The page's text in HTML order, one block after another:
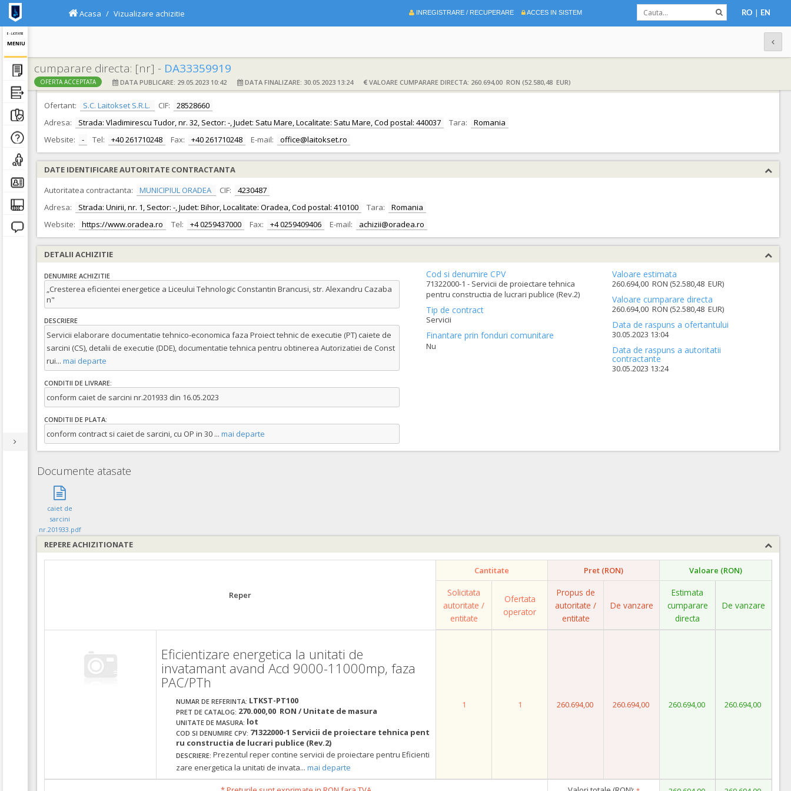
E - LICITATIE
MENIU
INREGISTRARE / RECUPERARE ACCES IN SISTEM RO | EN
Acasa Vizualizare achizitie
cumparare directa: [nr] - DA33359919
OFERTA ACCEPTATA DATA PUBLICARE: 29.05.2023 10:42 DATA FINALIZARE: 30.05.2023 13:24 VALOARE CUMPARARE DIRECTA: 260.694,00 RON (52.580,48 EUR)
DATE IDENTIFICARE OFERTANT
Ofertant:
S.C. Laitokset S.R.L. CIF:
28528660
Adresa:
Strada: Vladimirescu Tudor, nr. 32, Sector: -, Judet: Satu Mare, Localitate: Satu Mare, Cod postal: 440037 Tara:
Romania
Website:
- Tel: +40 261710248 Fax: +40 261710248 E-mail: office@laitokset.ro
DATE IDENTIFICARE AUTORITATE CONTRACTANTA
Autoritatea contractanta:
MUNICIPIUL ORADEA CIF:
4230487
Adresa:
Strada: Unirii, nr. 1, Sector: -, Judet: Bihor, Localitate: Oradea, Cod postal: 410100 Tara:
Romania
Website:
https://www.oradea.ro Tel: +4 0259437000 Fax: +4 0259409406 E-mail: achizii@oradea.ro
DETALII ACHIZITIE
DENUMIRE ACHIZITIE
„Cresterea eficientei energetice a Liceului Tehnologic Constantin Brancusi, str. Alexandru Cazaba
n"
DESCRIERE
Servicii elaborare documentatie tehnico-economica faza Proiect tehnic de executie (PT) caiete de
sarcini (CS), detalii de executie (DDE), documentatie tehnica pentru obtinerea Autorizatiei de Const
rui... mai departe
CONDITII DE LIVRARE:
conform caiet de sarcini nr.201933 din 16.05.2023
CONDITII DE PLATA:
conform contract si caiet de sarcini, cu OP in 30 ... mai departe
Cod si denumire CPV
71322000-1 - Servicii de proiectare tehnica
pentru constructia de lucrari publice (Rev.2)
Tip de contract
Servicii
Finantare prin fonduri comunitare
Nu
Valoare estimata
260.694,00 RON (52.580,48 EUR)
Valoare cumparare directa
260.694,00 RON (52.580,48 EUR)
Data de raspuns a ofertantului
30.05.2023 13:04
Data de raspuns a autoritatii
contractante
30.05.2023 13:24
Documente atasate
caiet de
sarcini
nr.201933.pdf
REPERE ACHIZITIONATE
Reper
Cantitate Pret (RON) Valoare (RON)
Solicitata
autoritate /
entitate
Ofertata
operator
Propus de
autoritate /
entitate
De vanzare
Estimata
cumparare
directa
De vanzare
Eficientizare energetica la unitati de
invatamant avand Acd 9000-11000mp, faza
PAC/PTh
NUMAR DE REFERINTA: LTKST-PT100
PRET DE CATALOG: 270.000,00 RON / Unitate de masura
UNITATE DE MASURA: lot
COD SI DENUMIRE CPV: 71322000-1 Servicii de proiectare tehnica pent
ru constructia de lucrari publice (Rev.2)
DESCRIERE: Prezentul reper contine servicii de proiectare pentru Eficienti
zare energetica la unitati de invata... mai departe
1 1 260.694,00 260.694,00 260.694,00 260.694,00